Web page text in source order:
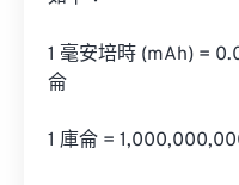
1 毫安培時 (mAh) =
侖
1 庫侖 =